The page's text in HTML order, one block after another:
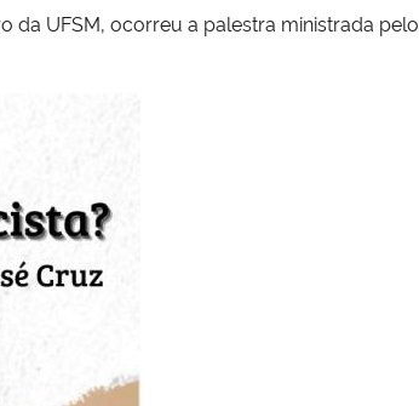
da UFSM, ocorreu a palestra ministrada pelo